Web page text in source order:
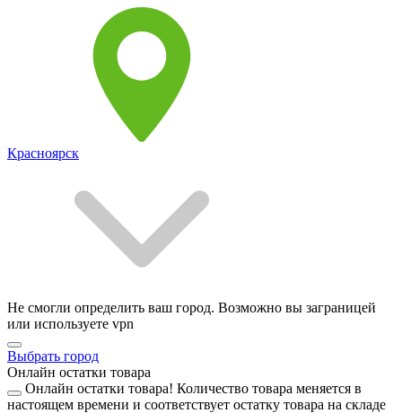
Красноярск
Не смогли определить ваш город. Возможно вы заграницей
или используете vpn
Выбрать город
Онлайн остатки товара
Онлайн остатки товара! Количество товара меняется в
настоящем времени и соответствует остатку товара на складе